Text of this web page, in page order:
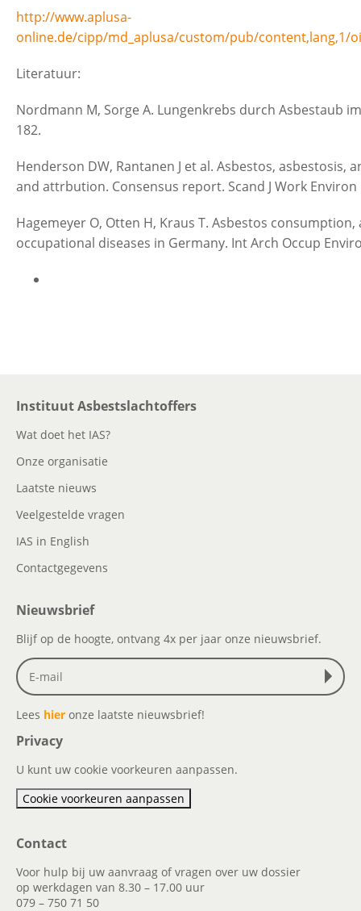
http://www.aplusa-
online.de/cipp/md_aplusa/custom/pub/content,lang,1/
Literatuur:
Nordmann M, Sorge A. Lungenkrebs durch Asbestaub
182.
Henderson DW, Rantanen J et al. Asbestos,
and attrbution. Consensus report. Scand J Work Environ
Hagemeyer O, Otten H, Kraus T. Asbestos
occupational diseases in Germany. Int Arch Occup
Instituut Asbestslachtoffers
Wat doet het IAS?
Onze organisatie
Laatste nieuws
Veelgestelde vragen
IAS in English
Contactgegevens
Nieuwsbrief
Blijf op de hoogte, ontvang 4x per jaar onze nieuwsbrief.
Lees hier onze laatste nieuwsbrief!
Privacy
U kunt uw cookie voorkeuren aanpassen.
Cookie voorkeuren aanpassen
Contact
Voor hulp bij uw aanvraag of vragen over uw dossier
op werkdagen van 8.30 – 17.00 uur
079 – 750 71 50